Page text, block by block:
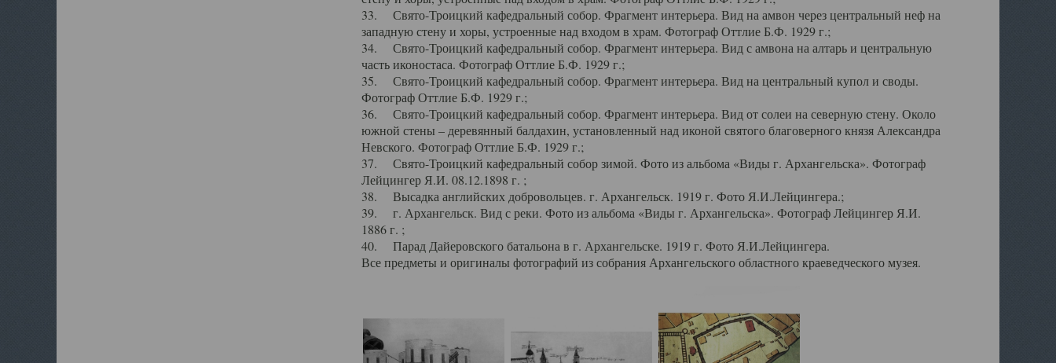
33. Свято-Троицкий кафедральный собор. Фрагмент интерьера. Вид на амвон через центральный неф на
западную стену и хоры, устроенные над входом в храм. Фотограф Оттлие Б.Ф. 1929 г.;
34. Свято-Троицкий кафедральный собор. Фрагмент интерьера. Вид с амвона на алтарь и центральную
часть иконостаса. Фотограф Оттлие Б.Ф. 1929 г.;
35. Свято-Троицкий кафедральный собор. Фрагмент интерьера. Вид на центральный купол и своды.
Фотограф Оттлие Б.Ф. 1929 г.;
36. Свято-Троицкий кафедральный собор. Фрагмент интерьера. Вид от солеи на северную стену. Около
южной стены – деревянный балдахин, установленный над иконой святого благоверного князя Александра
Невского. Фотограф Оттлие Б.Ф. 1929 г.;
37. Свято-Троицкий кафедральный собор зимой. Фото из альбома «Виды г. Архангельска». Фотограф
Лейцингер Я.И. 08.12.1898 г. ;
38. Высадка английских добровольцев. г. Архангельск. 1919 г. Фото Я.И.Лейцингера.;
39. г. Архангельск. Вид с реки. Фото из альбома «Виды г. Архангельска». Фотограф Лейцингер Я.И.
1886 г. ;
40. Парад Дайеровского батальона в г. Архангельске. 1919 г. Фото Я.И.Лейцингера.
Все предметы и оригиналы фотографий из собрания Архангельского областного краеведческого музея.